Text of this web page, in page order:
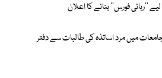
’’رہائی فورس‘‘ بنانے کا اعلان
میں مرد اساتذہ کی طالبات سے دفتر